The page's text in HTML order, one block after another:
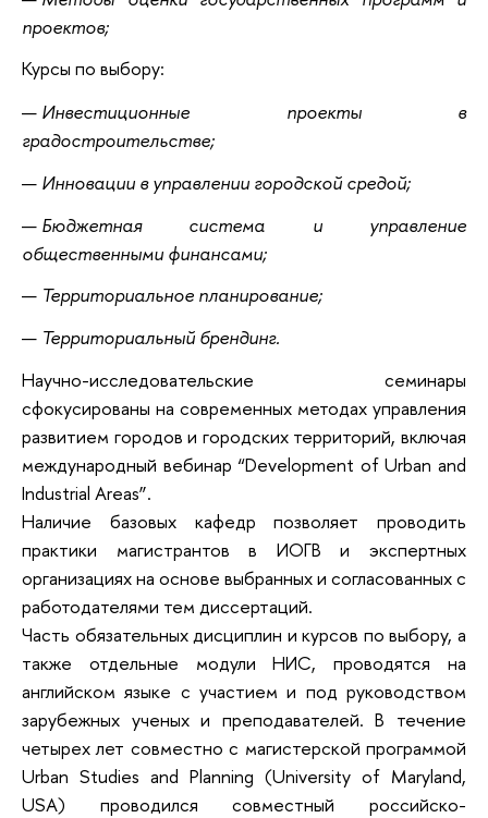
проектов;
Курсы по выбору:
Инвестиционные проекты в
градостроительстве;
Инновации в управлении городской средой;
Бюджетная система и управление
общественными финансами;
Территориальное планирование;
Территориальный брендинг.
Научно-исследовательские семинары
сфокусированы на современных методах управления
развитием городов и городских территорий, включая
международный вебинар “Development of Urban and
Industrial Areas”.
Наличие базовых кафедр позволяет проводить
практики магистрантов в ИОГВ и экспертных
организациях на основе выбранных и согласованных с
работодателями тем диссертаций.
Часть обязательных дисциплин и курсов по выбору, а
также отдельные модули НИС, проводятся на
английском языке с участием и под руководством
зарубежных ученых и преподавателей. В течение
четырех лет совместно с магистерской программой
Urban Studies and Planning (University of Maryland,
USA) проводился совместный российско-